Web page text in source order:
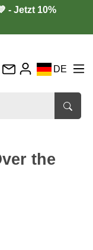
- Jetzt 10%
DE
IT
the